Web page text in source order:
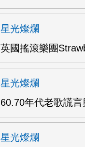
星光燦爛
英國搖滾樂團
星光燦爛
60.70年代老歌謊
星光燦爛